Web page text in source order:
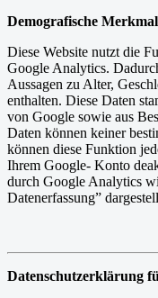
Demografische
Diese Website nutzt die
Google Analytics.
Aussagen zu Alter,
enthalten. Diese Daten
von Google sowie aus
Daten können keiner
können diese Funktion
Ihrem Google- Konto
durch Google Analytics
Datenerfassung”
Datenschutzerklärung